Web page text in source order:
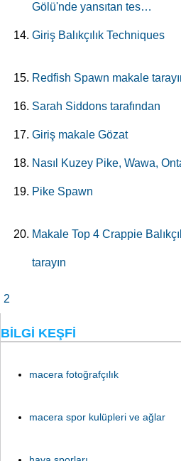
Gölü'nde yansıtan tes…
Giriş Balıkçılık Techniques
Redfish Spawn makale
Sarah Siddons tarafından
Giriş makale Gözat
Nasıl Kuzey Pike, Wawa,
Pike Spawn
Makale Top 4 Crappie
tarayın
2
BILGI KEŞFI
macera fotoğrafçılık
macera spor kulüpleri ve ağlar